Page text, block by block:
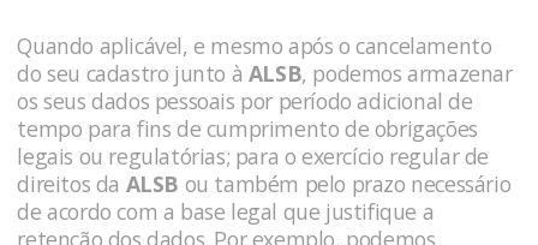
Quando aplicável, e mesmo após o cancelamento
do seu cadastro junto à ALSB, podemos armazenar
os seus dados pessoais por período adicional de
tempo para fins de cumprimento de obrigações
legais ou regulatórias; para o exercício regular de
direitos da ALSB ou também pelo prazo necessário
de acordo com a base legal que justifique a